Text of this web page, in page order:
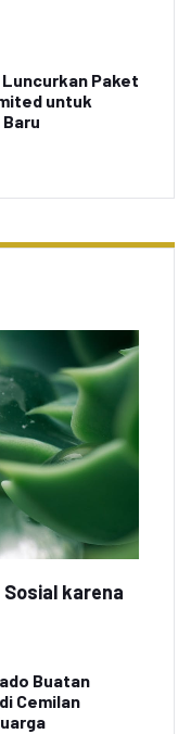
Paket
untuk
karena
Buatan
Cemilan